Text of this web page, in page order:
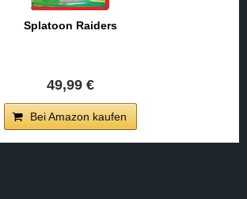
Splatoon Raiders
49,99 €
Bei Amazon kaufen